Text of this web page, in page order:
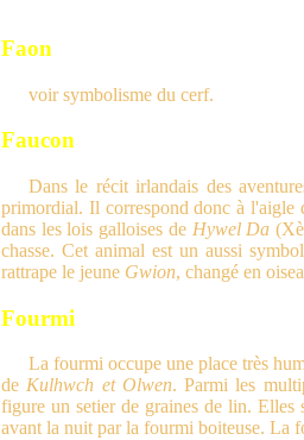
Faon
voir symbolisme du cerf.
Faucon
Dans le récit irlandais des
primordial. Il correspond donc à l'aigle
dans les lois galloises de Hywel Da
chasse. Cet animal est un aussi
rattrape le jeune Gwion, changé en
Fourmi
La fourmi occupe une place très
deKulhwch et Olwen. Parmi les
figure un setier de graines de lin. Elles
avant la nuit par la fourmi boiteuse. La